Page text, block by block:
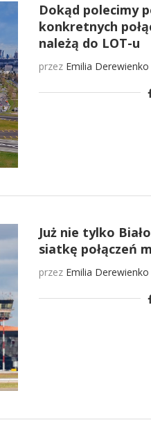
Dokąd polecimy
konkretnych
należą do LOT-u
przez Emilia Derewienko
Już nie tylko
siatkę połączeń
przez Emilia Derewienko